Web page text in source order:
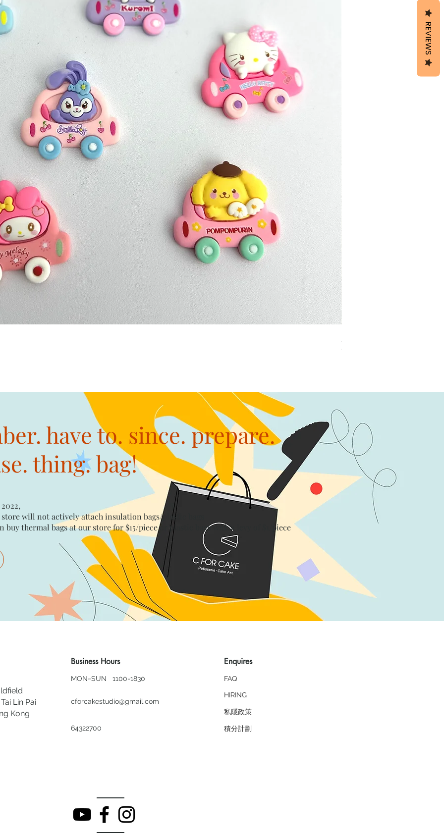
have to. since. prepare.
thing. bag!
will not actively attach insulation bags/plastic bags​
buy thermal bags at our store for $15/piece​ or plastic bags with a levy of $1/piece
Lin Pai
Kong
Business Hours
MON~SUN 1100-1830
cforcakestudio@gmail.com
64322700
Enquires
FAQ
HIRING
私隱政策
​積分計劃
REVIEWS